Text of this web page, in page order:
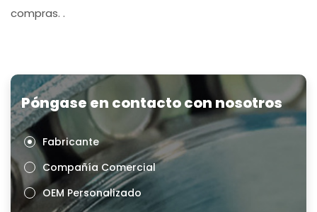
compras. .
Póngase en contacto con nosotros
Fabricante
Compañía Comercial
OEM Personalizado